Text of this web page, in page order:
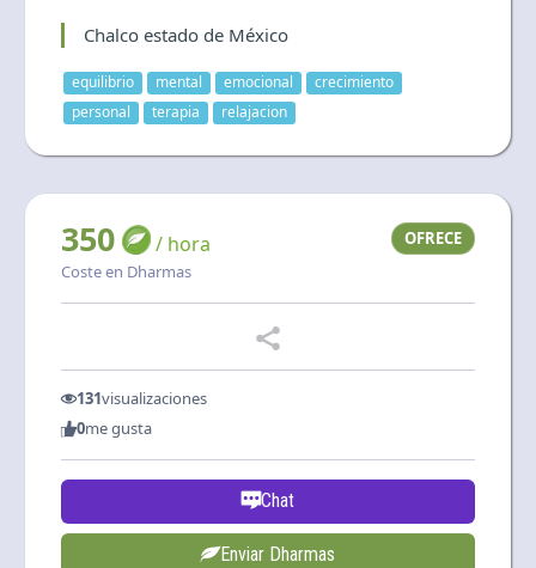
ES|USD
Chalco estado de México
equilibrio mental emocional
crecimiento
personal
terapia relajacion
350 / hora
Coste en Dharmas
OFRECE
131visualizaciones
0me gusta
Chat
Enviar Dharmas